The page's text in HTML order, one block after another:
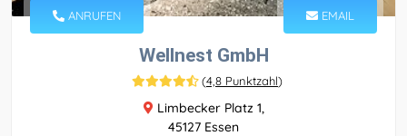
ANRUFEN EMAIL
Wellnest GmbH
(4,8 Punktzahl)
Limbecker Platz 1,
45127 Essen